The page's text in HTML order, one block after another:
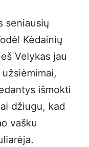
seniausių
Kėdainių
Velykas jau
išmokti
džiugu, kad
vašku